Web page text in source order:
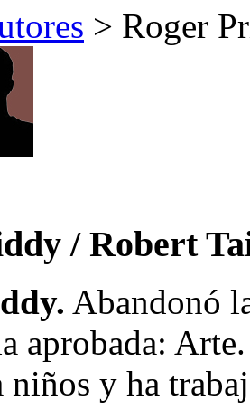
> Roger
/ Robert
Abandonó
aprobada:
niños y ha